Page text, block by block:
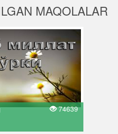
MAQOLALAR
74639